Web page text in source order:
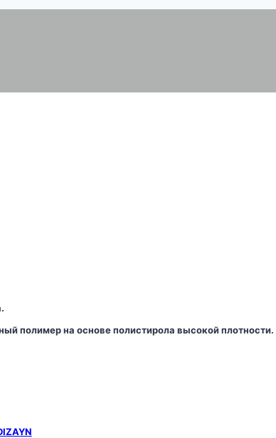
полимер на основе полистирола высокой плотности.